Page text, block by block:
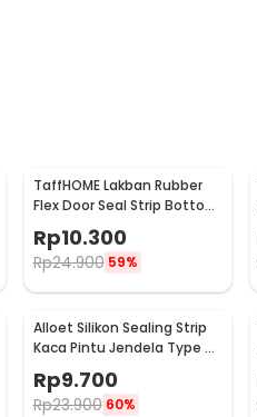
TaffHOME Lakban Rubber
Flex Door Seal Strip Bottom
Waterproof 25mmx5M -
TP39
Rp10.300
Rp24.900 59%
Alloet Silikon Sealing Strip
Kaca Pintu Jendela Type U
1M 6mm - TP40
Rp9.700
Rp23.900 60%